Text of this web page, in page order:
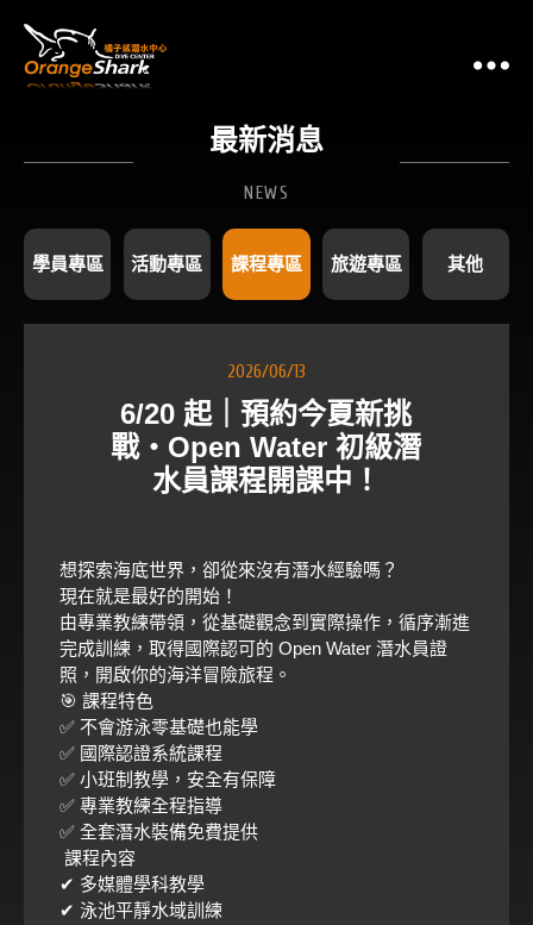
最新消息
NEWS
學員專區 活動專區 課程專區 旅遊專區 其他
2026/06/13
6/20 起｜預約今夏新挑
戰・Open Water 初級潛
水員課程開課中！
想探索海底世界，卻從來沒有潛水經驗嗎？
現在就是最好的開始！
由專業教練帶領，從基礎觀念到實際操作，循序漸進
完成訓練，取得國際認可的 Open Water 潛水員證
照，開啟你的海洋冒險旅程。
🎯 課程特色
✅ 不會游泳零基礎也能學
✅ 國際認證系統課程
✅ 小班制教學，安全有保障
✅ 專業教練全程指導
✅ 全套潛水裝備免費提供
課程內容
✔ 多媒體學科教學
✔ 泳池平靜水域訓練